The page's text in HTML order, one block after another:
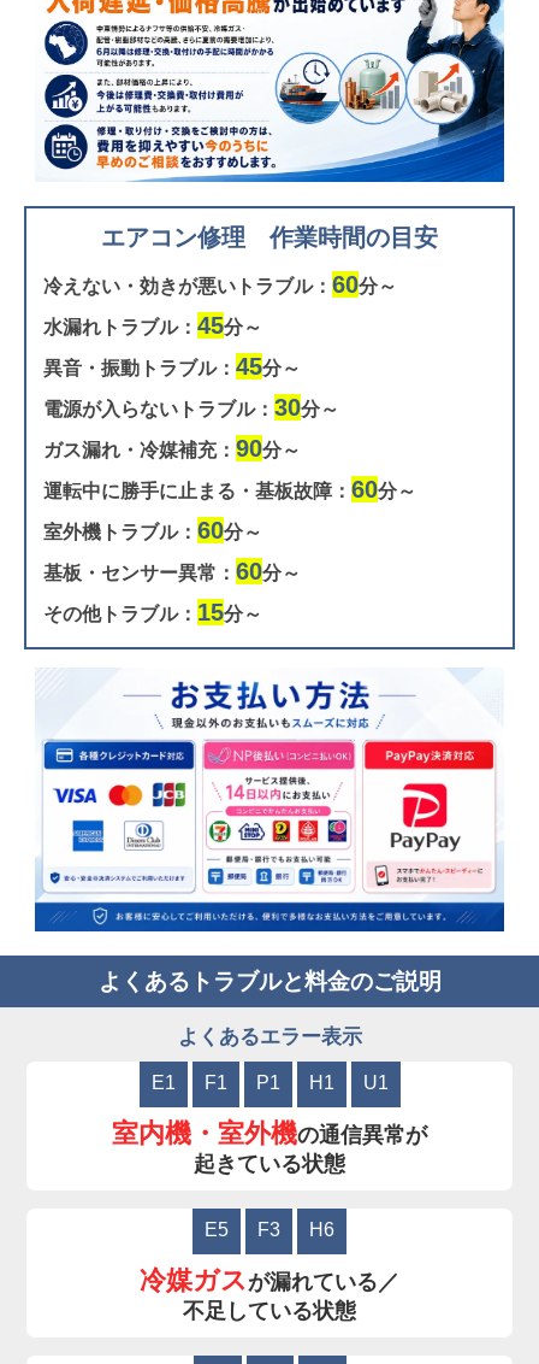
エアコン修理 作業時間の目安
冷えない・効きが悪いトラブル： 60分～
水漏れトラブル： 45分～
異音・振動トラブル： 45分～
電源が入らないトラブル： 30分～
ガス漏れ・冷媒補充： 90分～
運転中に勝手に止まる・基板故障： 60分～
室外機トラブル： 60分～
基板・センサー異常： 60分～
その他トラブル： 15分～
よくあるトラブルと料金のご説明
よくあるエラー表示
E1 F1 P1 H1 U1
室内機・室外機の通信異常が
起きている状態
E5 F3 H6
冷媒ガス が漏れている／
不足している状態